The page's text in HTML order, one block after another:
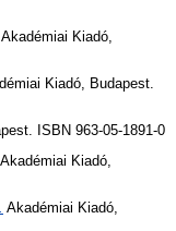
Kiadó,
Kiadó, Budapest.
ISBN 963-05-1891-0
Akadémiai Kiadó,
Akadémiai Kiadó,